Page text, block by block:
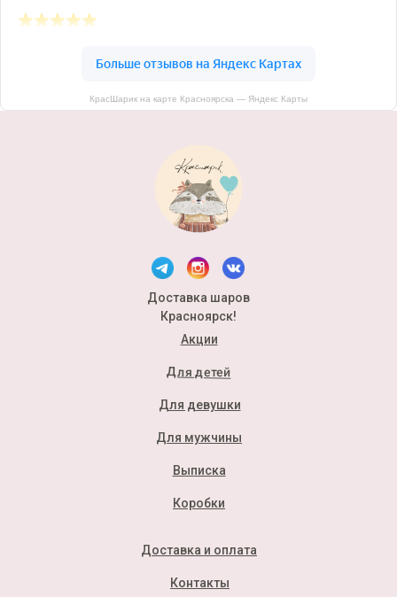
КрасШарик на карте Красноярска — Яндекс Карты
Доставка шаров
Красноярск!
Акции
Для детей
Для девушки
Для мужчины
Выписка
Коробки
Доставка и оплата
Контакты